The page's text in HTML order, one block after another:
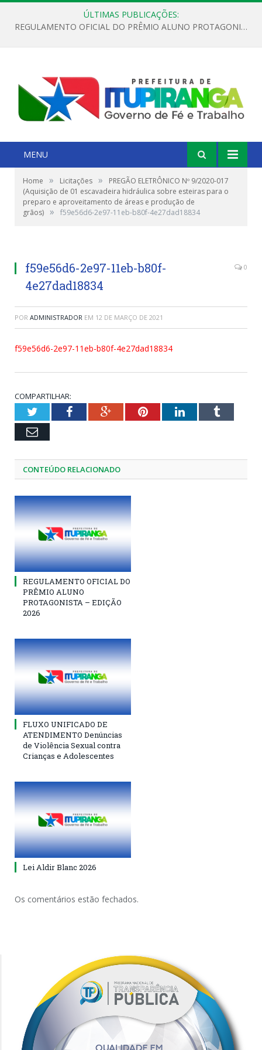
ÚLTIMAS PUBLICAÇÕES:
REGULAMENTO OFICIAL DO PRÊMIO ALUNO PROTAGONISTA – EDIÇÃO 2026
MENU
Home » Licitações »
PREGÃO ELETRÔNICO Nº 9/2020-017
(Aquisição de 01 escavadeira hidráulica sobre esteiras para o
preparo e aproveitamento de áreas e produção de
grãos) » f59e56d6-2e97-11eb-b80f-4e27dad18834
f59e56d6-2e97-11eb-b80f-
4e27dad18834
0
POR ADMINISTRADOR EM 12 DE MARÇO DE 2021
f59e56d6-2e97-11eb-b80f-4e27dad18834
COMPARTILHAR:
TwitterFacebookGoogle+PinterestLinkedInTumblr
Email
CONTEÚDO RELACIONADO
REGULAMENTO OFICIAL DO
PRÊMIO ALUNO
PROTAGONISTA – EDIÇÃO
2026
FLUXO UNIFICADO DE
ATENDIMENTO Denúncias
de Violência Sexual contra
Crianças e Adolescentes
Lei Aldir Blanc 2026
Os comentários estão fechados.